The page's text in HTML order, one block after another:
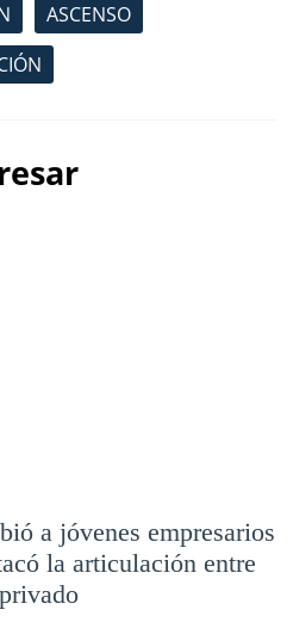
ASCENSO
a jóvenes empresarios
la articulación entre